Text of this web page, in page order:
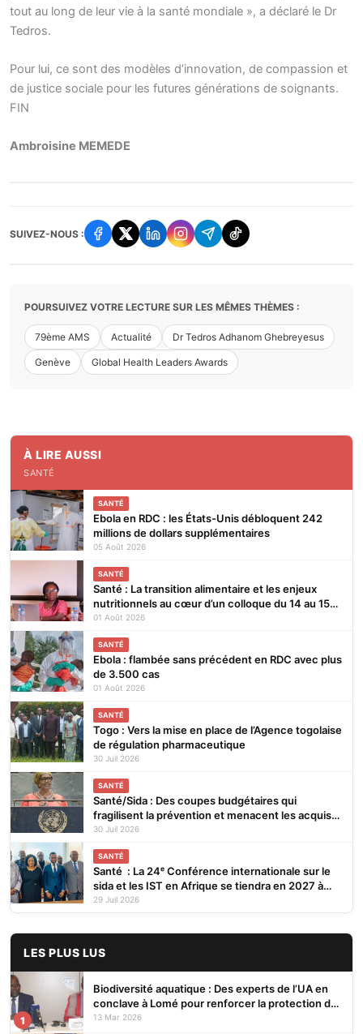
tout au long de leur vie à la santé mondiale », a déclaré le Dr
Tedros.
Pour lui, ce sont des modèles d’innovation, de compassion et
de justice sociale pour les futures générations de soignants.
FIN
Ambroisine MEMEDE
SUIVEZ-NOUS :
POURSUIVEZ VOTRE LECTURE SUR LES MÊMES THÈMES :
79ème AMS Actualité Dr Tedros Adhanom Ghebreyesus
Genève Global Health Leaders Awards
À LIRE AUSSI
SANTÉ
SANTÉ
Ebola en RDC : les États-Unis débloquent 242
millions de dollars supplémentaires
05 Août 2026
SANTÉ
Santé : La transition alimentaire et les enjeux
nutritionnels au cœur d’un colloque du 14 au 15
août 2026 à Lomé
01 Août 2026
SANTÉ
Ebola : flambée sans précédent en RDC avec plus
de 3.500 cas
01 Août 2026
SANTÉ
Togo : Vers la mise en place de l’Agence togolaise
de régulation pharmaceutique
30 Juil 2026
SANTÉ
Santé/Sida : Des coupes budgétaires qui
fragilisent la prévention et menacent les acquis
(ONUSIDA)
30 Juil 2026
SANTÉ
Santé : La 24ᵉ Conférence internationale sur le
sida et les IST en Afrique se tiendra en 2027 à
Cotonou
29 Juil 2026
LES PLUS LUS
1
Biodiversité aquatique : Des experts de l’UA en
conclave à Lomé pour renforcer la protection des
écosystèmes
13 Mar 2026